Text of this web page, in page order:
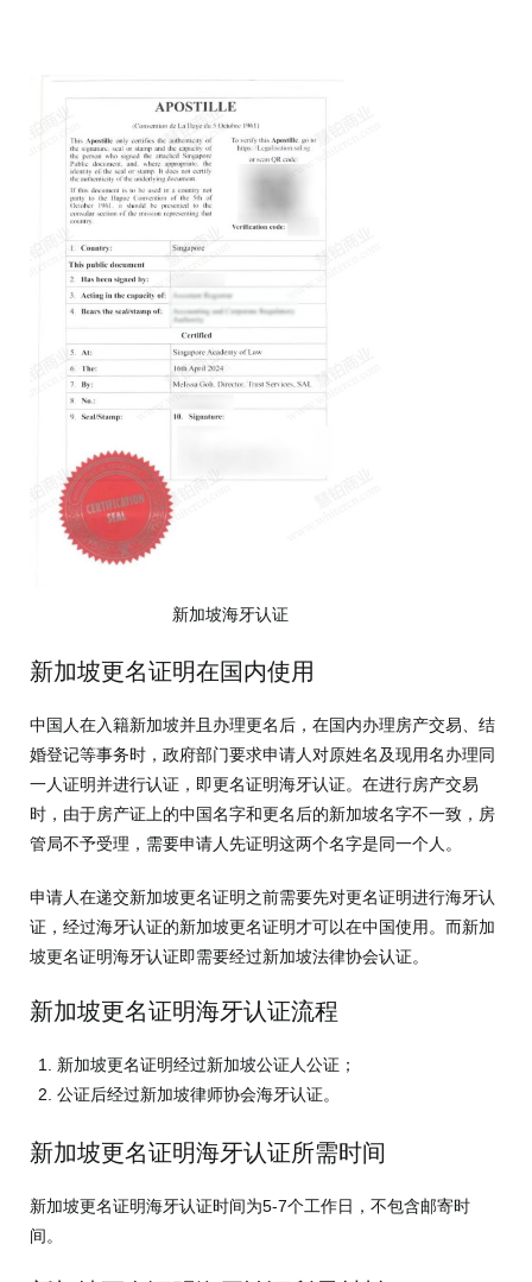
新加坡海牙认证
新加坡更名证明在国内使用
中国人在入籍新加坡并且办理更名后，在国内办理房产交易、结
婚登记等事务时，政府部门要求申请人对原姓名及现用名办理同
一人证明并进行认证，即更名证明海牙认证。在进行房产交易
时，由于房产证上的中国名字和更名后的新加坡名字不一致，房
管局不予受理，需要申请人先证明这两个名字是同一个人。
申请人在递交新加坡更名证明之前需要先对更名证明进行海牙认
证，经过海牙认证的新加坡更名证明才可以在中国使用。而新加
坡更名证明海牙认证即需要经过新加坡法律协会认证。
新加坡更名证明海牙认证流程
新加坡更名证明经过新加坡公证人公证；
公证后经过新加坡律师协会海牙认证。
新加坡更名证明海牙认证所需时间
新加坡更名证明海牙认证时间为5-7个工作日，不包含邮寄时
间。